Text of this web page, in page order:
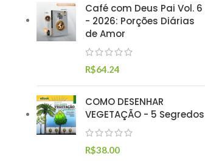
Café com Deus Pai Vol. 6
- 2026: Porções Diárias
de Amor
R$64.24
COMO DESENHAR
VEGETAÇÃO - 5 Segredos
R$38.00